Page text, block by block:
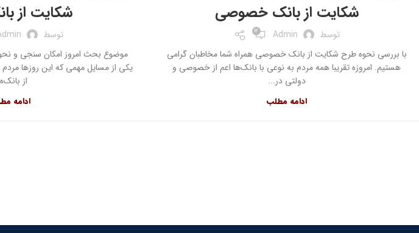
شکایت از بانک خصوصی
توسط Admin
12
با بررسی نحوه طرح شکایت از بانک خصوصی همراه شما مخاطبان گرامی
هستیم. امروزه تقریبا همه مردم به نوعی با بانک‌ها اعم از خصوصی و
دولتی در...
ادامه مطلب
شکایت از
توسط
موضوع بحث امروز امکان سنجی و
یکی از مسایل مهمی که این روزها
از
ادامه